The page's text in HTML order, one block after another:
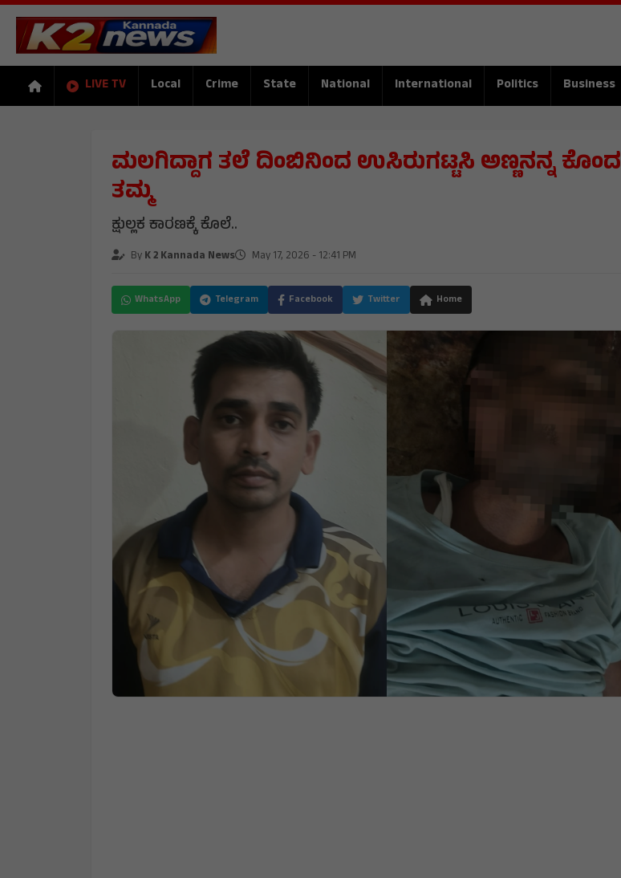
LIVE TV Local Crime State National International Politics Business
ಮಲಗಿದ್ದಾಗ ತಲೆ ದಿಂಬಿನಿಂದ ಉಸಿರುಗಟ್ಟಸಿ ಅಣ್ಣನನ್ನ ಕೊಂದ
ತಮ್ಮ
ಕ್ಷುಲ್ಲಕ ಕಾರಣಕ್ಕೆ ಕೊಲೆ..
ByK 2 Kannada News May 17, 2026 - 12:41 PM
WhatsApp Telegram Facebook Twitter Home